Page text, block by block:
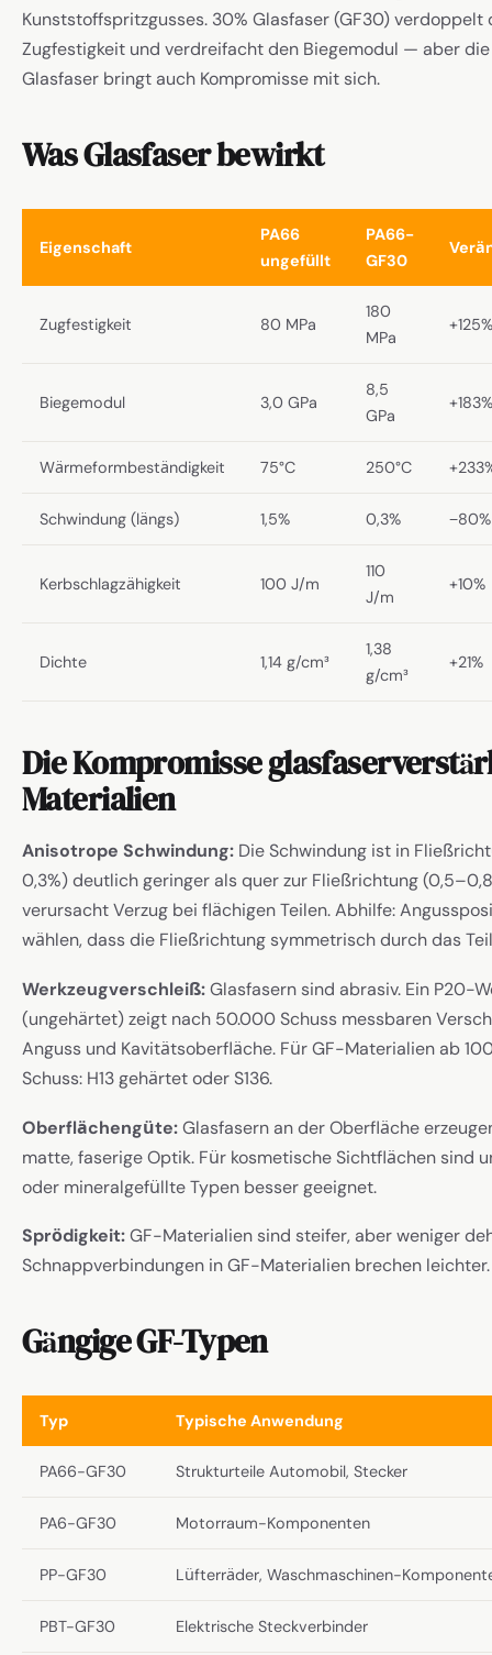
Kunststoffspritzgusses. 30% Glasfaser (GF30) verdoppelt
Zugfestigkeit und verdreifacht den Biegemodul — aber die
Glasfaser bringt auch Kompromisse mit sich.
Was Glasfaser bewirkt
Eigenschaft
PA66
ungefüllt
PA66-
GF30
Zugfestigkeit 80 MPa
180
MPa
+125%
Biegemodul 3,0 GPa
8,5
GPa
+183%
Wärmeformbeständigkeit 75°C 250°C
Schwindung (längs) 1,5% 0,3% −80%
Kerbschlagzähigkeit 100 J/m
110
J/m
+10%
Dichte 1,14 g/cm³
1,38
g/cm³
+21%
Die Kompromisse
Materialien
Anisotrope Schwindung: Die Schwindung ist in
0,3%) deutlich geringer als quer zur Fließrichtung
verursacht Verzug bei flächigen Teilen. Abhilfe:
wählen, dass die Fließrichtung symmetrisch durch das
Werkzeugverschleiß:Glasfasern sind abrasiv. Ein P20-
(ungehärtet) zeigt nach 50.000 Schuss messbaren
Anguss und Kavitätsoberfläche. Für GF-Materialien ab
Schuss: H13 gehärtet oder S136.
Oberflächengüte:Glasfasern an der Oberfläche
matte, faserige Optik. Für kosmetische Sichtflächen sind
oder mineralgefüllte Typen besser geeignet.
Sprödigkeit:GF-Materialien sind steifer, aber weniger
Schnappverbindungen in GF-Materialien brechen leichter.
Gängige GF-Typen
Typ Typische Anwendung
PA66-GF30 Strukturteile Automobil, Stecker
PA6-GF30 Motorraum-Komponenten
PP-GF30 Lüfterräder, Waschmaschinen-
PBT-GF30 Elektrische Steckverbinder